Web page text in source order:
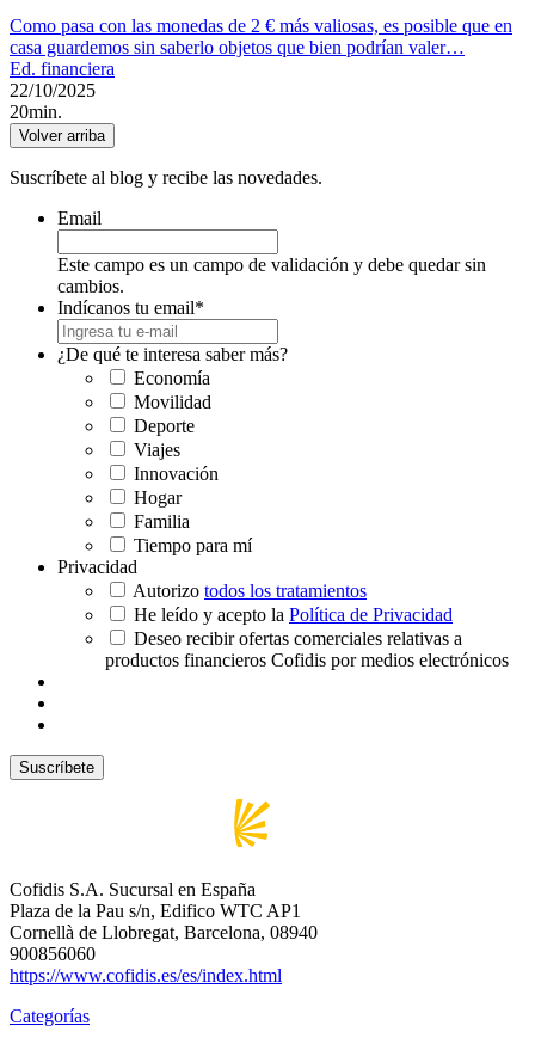
Como pasa con las monedas de 2 € más valiosas, es posible que en
casa guardemos sin saberlo objetos que bien podrían valer…
Ed. financiera
22/10/2025
20min.
Volver arriba
Suscríbete al blog y recibe las novedades.
Email
Este campo es un campo de validación y debe quedar sin
cambios.
Indícanos tu email*
¿De qué te interesa saber más?
Economía
Movilidad
Deporte
Viajes
Innovación
Hogar
Familia
Tiempo para mí
Privacidad
Autorizo todos los tratamientos
He leído y acepto la Política de Privacidad
Deseo recibir ofertas comerciales relativas a
productos financieros Cofidis por medios electrónicos
Cofidis S.A. Sucursal en España
Plaza de la Pau s/n, Edifico WTC AP1
Cornellà de Llobregat, Barcelona, 08940
900856060
https://www.cofidis.es/es/index.html
Categorías